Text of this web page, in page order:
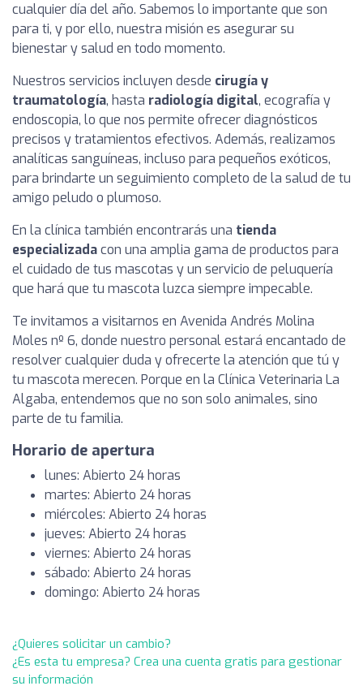
cualquier día del año. Sabemos lo importante que son
para ti, y por ello, nuestra misión es asegurar su
bienestar y salud en todo momento.
Nuestros servicios incluyen desde cirugía y
traumatología, hasta radiología digital, ecografía y
endoscopia, lo que nos permite ofrecer diagnósticos
precisos y tratamientos efectivos. Además, realizamos
analíticas sanguíneas, incluso para pequeños exóticos,
para brindarte un seguimiento completo de la salud de tu
amigo peludo o plumoso.
En la clínica también encontrarás una tienda
especializadacon una amplia gama de productos para
el cuidado de tus mascotas y un servicio de peluquería
que hará que tu mascota luzca siempre impecable.
Te invitamos a visitarnos en Avenida Andrés Molina
Moles nº 6, donde nuestro personal estará encantado de
resolver cualquier duda y ofrecerte la atención que tú y
tu mascota merecen. Porque en la Clínica Veterinaria La
Algaba, entendemos que no son solo animales, sino
parte de tu familia.
Horario de apertura
lunes: Abierto 24 horas
martes: Abierto 24 horas
miércoles: Abierto 24 horas
jueves: Abierto 24 horas
viernes: Abierto 24 horas
sábado: Abierto 24 horas
domingo: Abierto 24 horas
¿Quieres solicitar un cambio?
¿Es esta tu empresa? Crea una cuenta gratis para gestionar
su información